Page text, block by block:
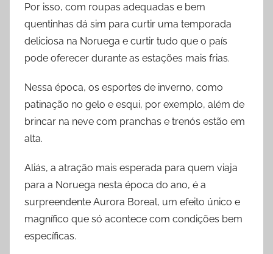
Por isso, com roupas adequadas e bem
quentinhas dá sim para curtir uma temporada
deliciosa na Noruega e curtir tudo que o país
pode oferecer durante as estações mais frias.
Nessa época, os esportes de inverno, como
patinação no gelo e esqui, por exemplo, além de
brincar na neve com pranchas e trenós estão em
alta.
Aliás, a atração mais esperada para quem viaja
para a Noruega nesta época do ano, é a
surpreendente Aurora Boreal, um efeito único e
magnífico que só acontece com condições bem
específicas.